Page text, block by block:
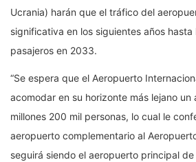
Ucrania) harán que el tráfico del
significativa en los siguientes años hasta
pasajeros en 2033.
“Se espera que el Aeropuerto
acomodar en su horizonte más lejano un
millones 200 mil personas, lo cual le
aeropuerto complementario al
seguirá siendo el aeropuerto principal de